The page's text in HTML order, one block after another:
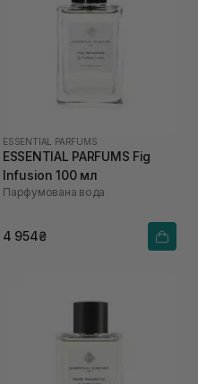
ESSENTIAL PARFUMS
ESSENTIAL PARFUMS Fig
Infusion 100 мл
Парфумована вода
4 954₴